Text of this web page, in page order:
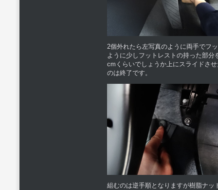
2個外れたら左写真のように両手でフ
ように少しフットレストの持った部
cmくらいでしょうか上にスライドさ
のは終了です。
組むのは逆手順となりますが樹脂ナ